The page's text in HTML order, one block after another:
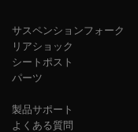
サスペンションフォーク
リアショック
シートポスト
パーツ
製品サポート
よくある質問